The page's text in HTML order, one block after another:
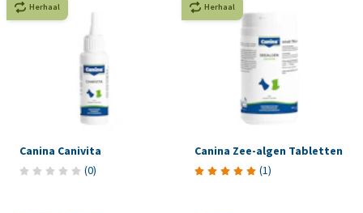
Herhaal
Canina Canivita
(0)
Herhaal
Canina Zee-algen Tabletten
(1)